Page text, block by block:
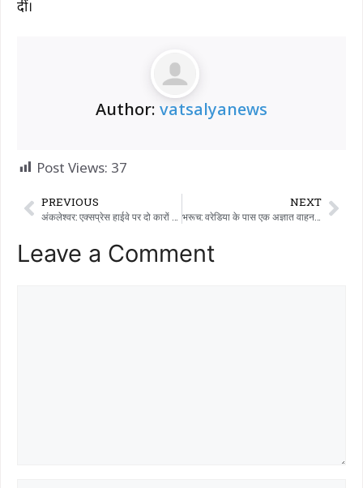
दीं।
Author: vatsalyanews
Post Views: 37
PREVIOUS NEXT
भरूच: वरेडिया के पास एक अज्ञात वाहन और बाइक के बीच हुई दुर्घटना से हड़कंप मच गया, क्योंकि इस हादसे में दो बेगुनाह लोगों की मौत हो गई…
Leave a Comment